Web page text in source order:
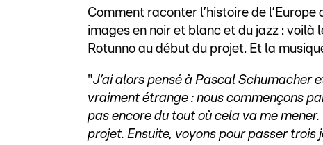
Comment raconter l’histoire de
images en noir et blanc et du jazz : voilà
Rotunno au début du projet. Et la
"J’ai alors pensé à Pascal Schumacher
vraiment étrange : nous commençons
pas encore du tout où cela va me
projet. Ensuite, voyons pour passer trois